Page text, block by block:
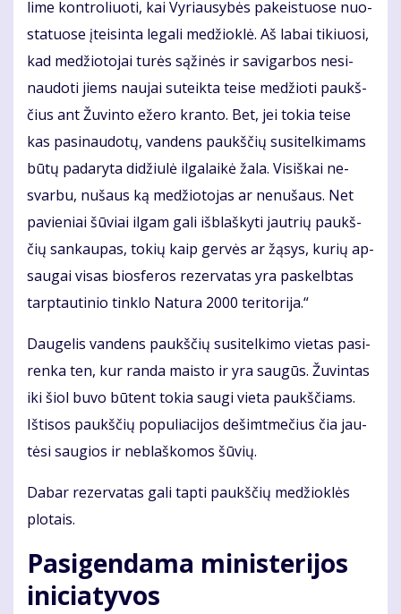
li­me kon­tro­liuo­ti, kai Vy­riau­sy­bės pa­keis­tuo­se nuo­
sta­tuo­se įtei­sin­ta le­ga­li me­džiok­lė. Aš la­bai ti­kiuo­si,
kad me­džio­to­jai tu­rės są­ži­nės ir sa­vi­gar­bos ne­si­
nau­do­ti jiems nau­jai su­teik­ta tei­se me­džio­ti paukš­
čius ant Žu­vin­to eže­ro kran­to. Bet, jei to­kia tei­se
kas pa­si­nau­do­tų, van­dens paukš­čių su­si­tel­ki­mams
bū­tų pa­da­ry­ta di­džiu­lė il­ga­lai­kė ža­la. Vi­siš­kai ne­
svar­bu, nu­šaus ką me­džio­to­jas ar ne­nu­šaus. Net
pa­vie­niai šū­viai il­gam ga­li iš­blaš­ky­ti jaut­rių paukš­
čių san­kau­pas, to­kių kaip ger­vės ar žą­sys, ku­rių ap­
sau­gai vi­sas bios­fe­ros re­zer­va­tas yra pa­skelb­tas
tarp­tau­ti­nio tin­klo Na­tu­ra 2000 te­ri­to­ri­ja.“
Dau­ge­lis van­dens paukš­čių su­si­tel­ki­mo vie­tas pa­si­
ren­ka ten, kur ran­da mais­to ir yra sau­gūs. Žu­vin­tas
iki šiol bu­vo bū­tent to­kia sau­gi vie­ta paukš­čiams.
Iš­ti­sos paukš­čių po­pu­lia­ci­jos de­šimt­me­čius čia jau­
tė­si sau­gios ir ne­blaš­ko­mos šū­vių.
Da­bar re­zer­va­tas ga­li tap­ti paukš­čių me­džiok­lės
plo­tais.
Pa­si­gen­da­ma mi­nis­te­ri­jos
ini­cia­ty­vos